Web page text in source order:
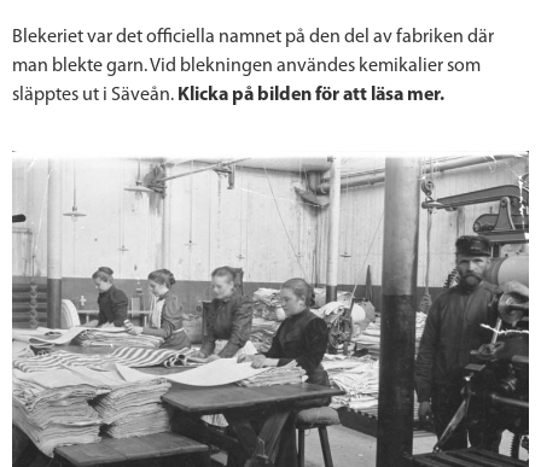
Blekeriet var det officiella namnet på den del av fabriken där
man blekte garn. Vid blekningen användes kemikalier som
släpptes ut i Säveån. Klicka på bilden för att läsa mer.